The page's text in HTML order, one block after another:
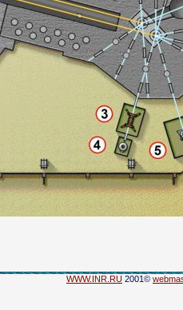
WWW.INR.RU 2001©